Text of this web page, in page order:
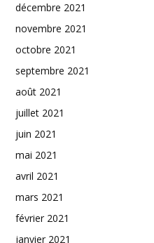
décembre 2021
novembre 2021
octobre 2021
septembre 2021
août 2021
juillet 2021
juin 2021
mai 2021
avril 2021
mars 2021
février 2021
janvier 2021